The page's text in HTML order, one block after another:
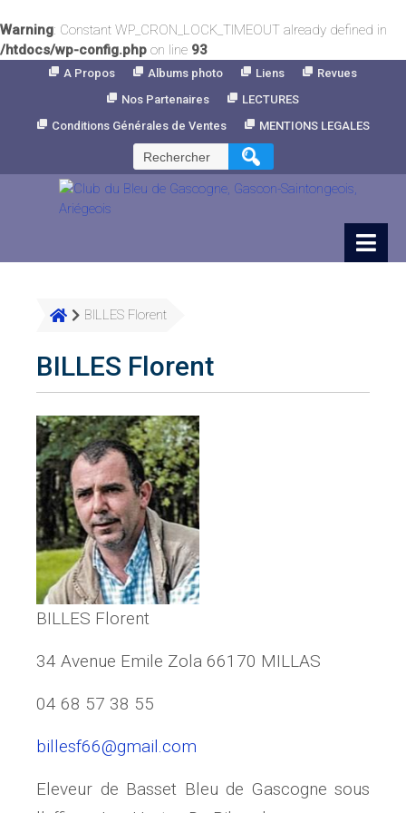
Warning: Constant WP_CRON_LOCK_TIMEOUT already defined in
/htdocs/wp-config.php on line 93
A Propos Albums photo Liens
Revues
Nos Partenaires
LECTURES
Conditions Générales de Ventes
MENTIONS LEGALES
Rechercher :
BILLES Florent
BILLES Florent
BILLES Florent
34 Avenue Emile Zola 66170 MILLAS
04 68 57 38 55
billesf66@gmail.com
Eleveur de Basset Bleu de Gascogne sous